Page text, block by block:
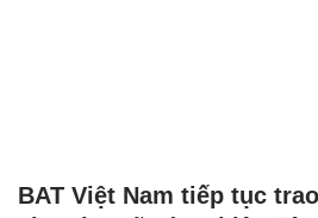
BAT Việt Nam tiếp tục